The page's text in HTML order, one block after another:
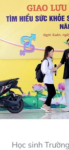
Học sinh